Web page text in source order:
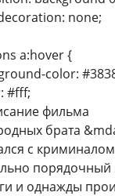
none;
a:hover {
color:
#fff;
фильма
брата
с
порядочный
и однажды